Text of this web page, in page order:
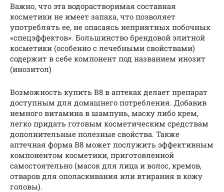
Важно, что эта водорастворимая составная
косметики не имеет запаха, что позволяет
употреблять ее, не опасаясь неприятных побочных
«спецэффектов». Большинство брендовой элитной
косметики (особенно с лечебными свойствами)
содержит в себе компонент под названием инозит
(инозитол)
Возможность купить В8 в аптеках делает препарат
доступным для домашнего потребления. Добавив
немного витамина в шампунь, маску либо крем,
легко придать готовым косметическим средствам
дополнительные полезные свойства. Также
аптечная форма В8 может послужить эффективным
компонентом косметики, приготовленной
самостоятельно (масок для лица и волос, кремов,
отваров для ополаскивания или втирания в кожу
головы).